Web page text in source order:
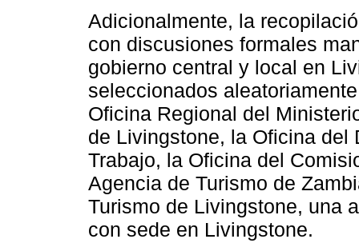
Adicionalmente, la
con discusiones formales
gobierno central y local en
seleccionados
Oficina Regional del
de Livingstone, la Oficina del
Trabajo, la Oficina del
Agencia de Turismo de
Turismo de Livingstone, una
con sede en Livingstone.